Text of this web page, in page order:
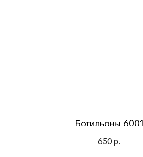
Ботильоны 6001
650 р.